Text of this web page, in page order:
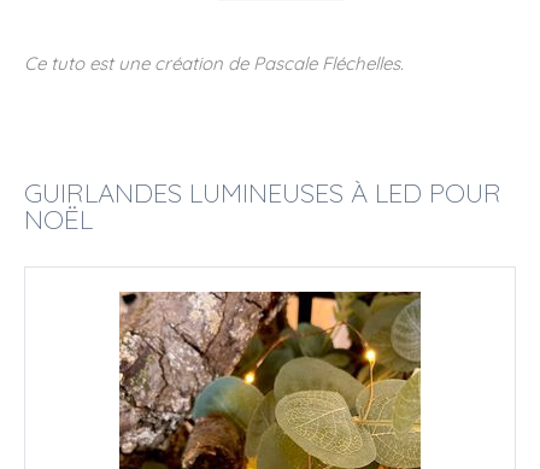
Ce tuto est une création de Pascale Fléchelles.
GUIRLANDES LUMINEUSES À LED POUR
NOËL